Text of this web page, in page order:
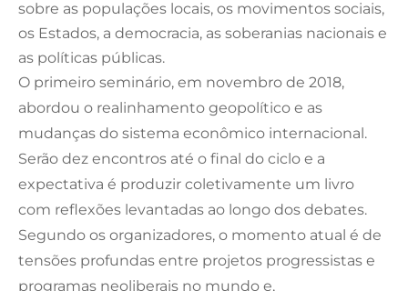
sobre as populações locais, os movimentos sociais,
os Estados, a democracia, as soberanias nacionais e
as políticas públicas.
O primeiro seminário, em novembro de 2018,
abordou o realinhamento geopolítico e as
mudanças do sistema econômico internacional.
Serão dez encontros até o final do ciclo e a
expectativa é produzir coletivamente um livro
com reflexões levantadas ao longo dos debates.
Segundo os organizadores, o momento atual é de
tensões profundas entre projetos progressistas e
programas neoliberais no mundo e,